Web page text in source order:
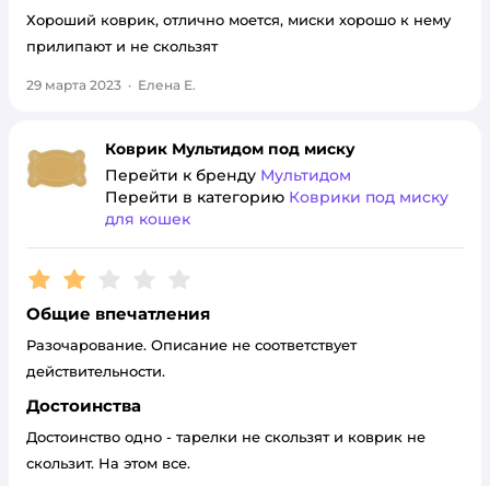
Хороший коврик, отлично моется, миски хорошо к нему
прилипают и не скользят
29 марта 2023 · Елена Е.
Коврик Мультидом под миску
Перейти к бренду Мультидом
Перейти в категорию Коврики под миску
для кошек
Рейтинг:2
Общие впечатления
Разочарование. Описание не соответствует
действительности.
Достоинства
Достоинство одно - тарелки не скользят и коврик не
скользит. На этом все.